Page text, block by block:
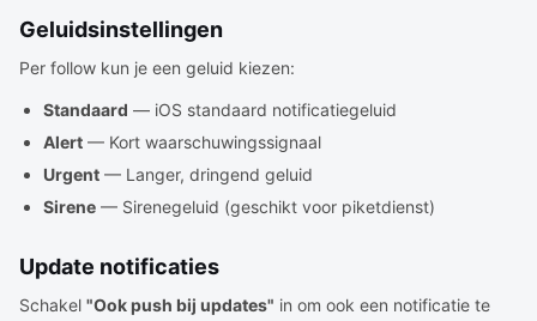
Geluidsinstellingen
Per follow kun je een geluid kiezen:
Standaard — iOS standaard notificatiegeluid
Alert — Kort waarschuwingssignaal
Urgent — Langer, dringend geluid
Sirene — Sirenegeluid (geschikt voor piketdienst)
Update notificaties
Schakel "Ook push bij updates" in om ook een notificatie te